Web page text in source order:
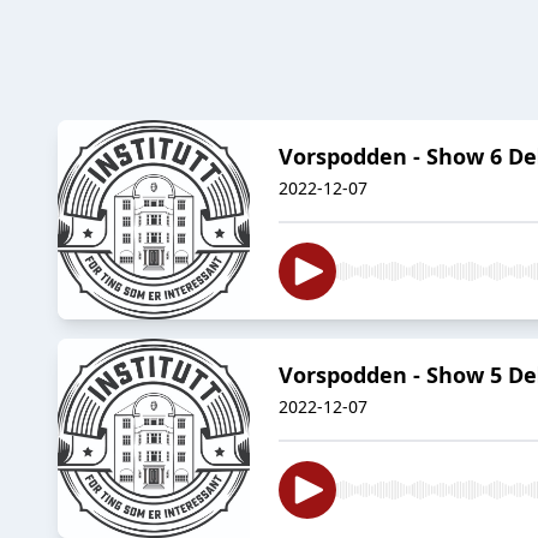
Vorspodden - Show 6
2022-12-07
Vorspodden - Show 5
2022-12-07